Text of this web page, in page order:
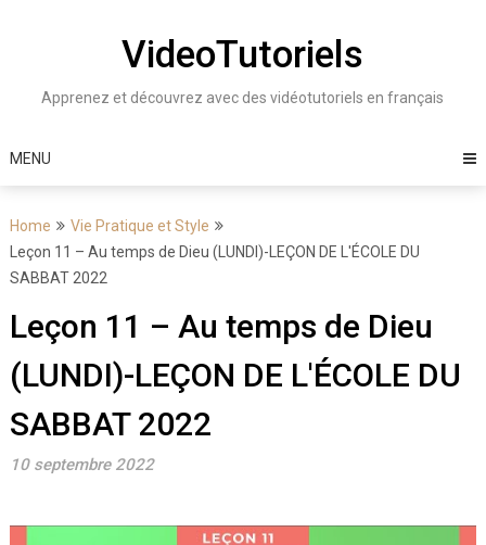
VideoTutoriels
Apprenez et découvrez avec des vidéotutoriels en français
MENU
Home
Vie Pratique et Style
Leçon 11 – Au temps de Dieu (LUNDI)-LEÇON DE L'ÉCOLE DU
SABBAT 2022
Leçon 11 – Au temps de Dieu
(LUNDI)-LEÇON DE L'ÉCOLE DU
SABBAT 2022
10 septembre 2022